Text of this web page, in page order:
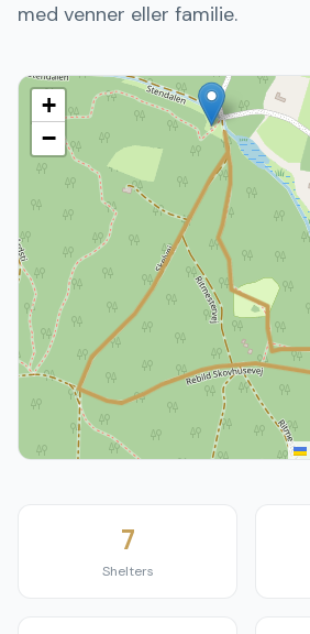
med venner eller familie.
+
−
7
Shelters